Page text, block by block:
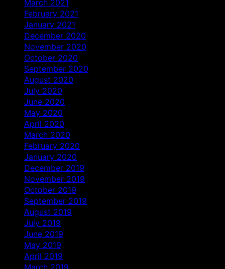
March 2021
February 2021
January 2021
December 2020
November 2020
October 2020
September 2020
August 2020
July 2020
June 2020
May 2020
April 2020
March 2020
February 2020
January 2020
December 2019
November 2019
October 2019
September 2019
August 2019
July 2019
June 2019
May 2019
April 2019
March 2019